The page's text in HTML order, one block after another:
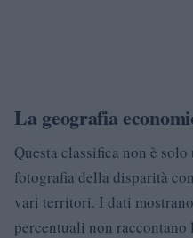
La geografia
Questa classifica non è
fotografia della disparità
vari territori. I dati
percentuali non raccontano